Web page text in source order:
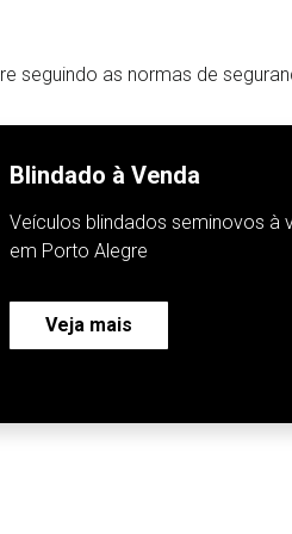
seguindo as normas de
Blindado à Venda
Veículos blindados seminovos à
em Porto Alegre
Veja mais